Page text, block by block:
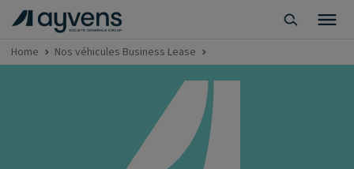
Home Nos véhicules Business Lease